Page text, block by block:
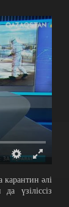
карантин әлі
үзіліссіз